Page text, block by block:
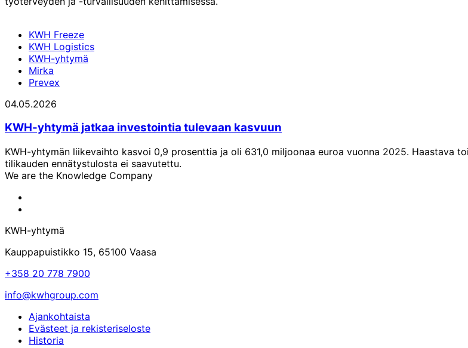
KWH Freeze
KWH Logistics
KWH-yhtymä
Mirka
Prevex
04.05.2026
KWH-yhtymä jatkaa investointia tulevaan kasvuun
KWH-yhtymän liikevaihto kasvoi 0,9 prosenttia ja oli 631,0 miljoonaa euroa vuonna 2025. Haastava
tilikauden ennätystulosta ei saavutettu.
We are the Knowledge Company
sivu
LinkedIn-
KWH-yhtymä
Kauppapuistikko 15, 65100 Vaasa
+358 20 778 7900
info@kwhgroup.com
Ajankohtaista
Evästeet ja rekisteriseloste
Historia